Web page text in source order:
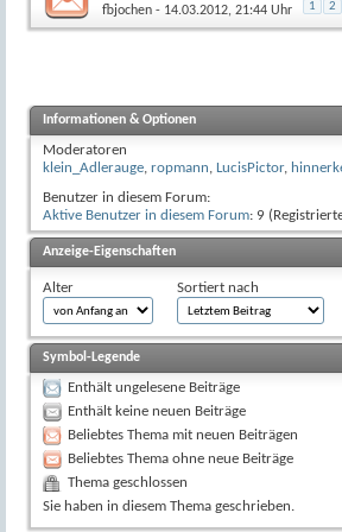
fbjochen - 14.03.2012, 21:44 Uhr 1 2
Informationen & Optionen
Moderatoren
klein_Adlerauge, ropmann, LucisPictor,
Benutzer in diesem Forum:
Aktive Benutzer in diesem Forum: 9
Anzeige-Eigenschaften
Alter Sortiert nach
Symbol-Legende
Enthält ungelesene Beiträge
Enthält keine neuen Beiträge
Beliebtes Thema mit neuen Beiträgen
Beliebtes Thema ohne neue Beiträge
Thema geschlossen
Sie haben in diesem Thema geschrieben.